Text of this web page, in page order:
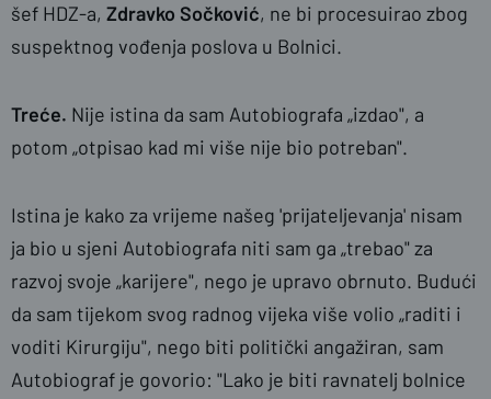
šef HDZ-a, Zdravko Sočković, ne bi procesuirao zbog
suspektnog vođenja poslova u Bolnici.
Treće. Nije istina da sam Autobiografa „izdao", a
potom „otpisao kad mi više nije bio potreban".
Istina je kako za vrijeme našeg 'prijateljevanja' nisam
ja bio u sjeni Autobiografa niti sam ga „trebao" za
razvoj svoje „karijere", nego je upravo obrnuto. Budući
da sam tijekom svog radnog vijeka više volio „raditi i
voditi Kirurgiju", nego biti politički angažiran, sam
Autobiograf je govorio: "Lako je biti ravnatelj bolnice